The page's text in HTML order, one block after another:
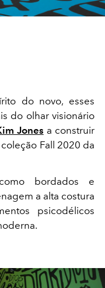
do novo, esses
do olhar visionário
Jones a construir
Fall 2020 da
bordados e
a alta costura
psicodélicos